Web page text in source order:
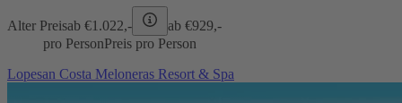
Alter Preisab €1.022,- ab €929,-
pro PersonPreis pro Person
Lopesan Costa Meloneras Resort & Spa